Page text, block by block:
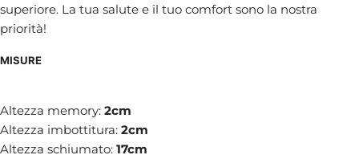
superiore. La tua salute e il tuo comfort sono la nostra
priorità!
MISURE
Altezza memory: 2cm
Altezza imbottitura: 2cm
Altezza schiumato: 17cm